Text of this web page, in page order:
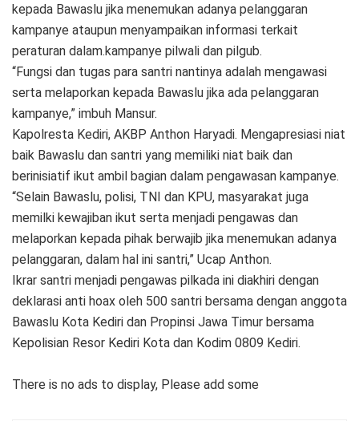
kepada Bawaslu jika menemukan adanya pelanggaran
kampanye ataupun menyampaikan informasi terkait
peraturan dalam.kampanye pilwali dan pilgub.
“Fungsi dan tugas para santri nantinya adalah mengawasi
serta melaporkan kepada Bawaslu jika ada pelanggaran
kampanye,” imbuh Mansur.
Kapolresta Kediri, AKBP Anthon Haryadi. Mengapresiasi niat
baik Bawaslu dan santri yang memiliki niat baik dan
berinisiatif ikut ambil bagian dalam pengawasan kampanye.
“Selain Bawaslu, polisi, TNI dan KPU, masyarakat juga
memilki kewajiban ikut serta menjadi pengawas dan
melaporkan kepada pihak berwajib jika menemukan adanya
pelanggaran, dalam hal ini santri,” Ucap Anthon.
Ikrar santri menjadi pengawas pilkada ini diakhiri dengan
deklarasi anti hoax oleh 500 santri bersama dengan anggota
Bawaslu Kota Kediri dan Propinsi Jawa Timur bersama
Kepolisian Resor Kediri Kota dan Kodim 0809 Kediri.
There is no ads to display, Please add some